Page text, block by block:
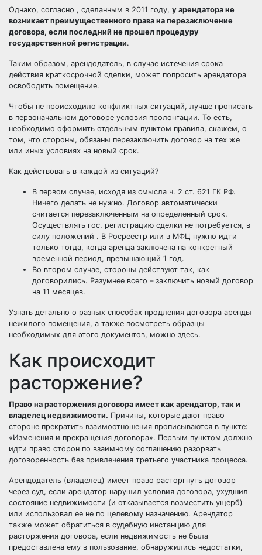
Однако, согласно , сделанным в 2011 году, у арендатора не
возникает преимущественного права на перезаключение
договора, если последний не прошел процедуру
государственной регистрации.
Таким образом, арендодатель, в случае истечения срока
действия краткосрочной сделки, может попросить арендатора
освободить помещение.
Чтобы не происходило конфликтных ситуаций, лучше прописать
в первоначальном договоре условия пролонгации. То есть,
необходимо оформить отдельным пунктом правила, скажем, о
том, что стороны, обязаны перезаключить договор на тех же
или иных условиях на новый срок.
Как действовать в каждой из ситуаций?
В первом случае, исходя из смысла ч. 2 ст. 621 ГК РФ.
Ничего делать не нужно. Договор автоматически
считается перезаключенным на определенный срок.
Осуществлять гос. регистрацию сделки не потребуется, в
силу положений . В Росреестр или в МФЦ нужно идти
только тогда, когда аренда заключена на конкретный
временной период, превышающий 1 год.
Во втором случае, стороны действуют так, как
договорились. Разумнее всего – заключить новый договор
на 11 месяцев.
Узнать детально о разных способах продления договора аренды
нежилого помещения, а также посмотреть образцы
необходимых для этого документов, можно здесь.
Как происходит
расторжение?
Право на расторжения договора имеет как арендатор, так и
владелец недвижимости. Причины, которые дают право
стороне прекратить взаимоотношения прописываются в пункте:
«Изменения и прекращения договора». Первым пунктом должно
идти право сторон по взаимному соглашению разорвать
договоренность без привлечения третьего участника процесса.
Арендодатель (владелец) имеет право расторгнуть договор
через суд, если арендатор нарушил условия договора, ухудшил
состояние недвижимости (и отказывается возместить ущерб)
или использовал ее не по целевому назначению. Арендатор
также может обратиться в судебную инстанцию для
расторжения договора, если недвижимость не была
предоставлена ему в пользование, обнаружились недостатки,